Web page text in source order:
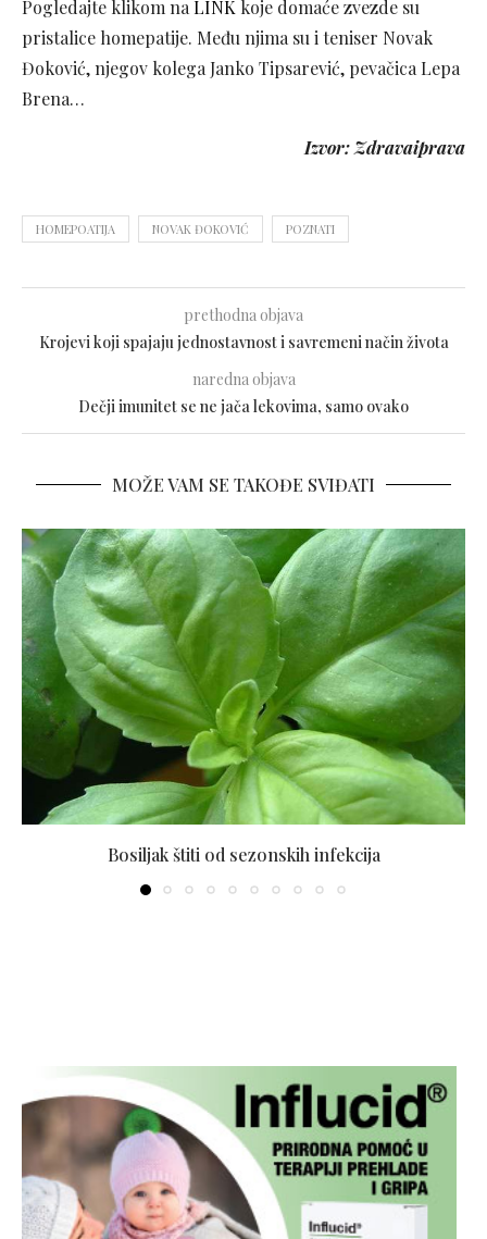
Pogledajte klikom naLINK koje domaće zvezde su
pristalice homepatije. Među njima su i teniser Novak
Đoković, njegov kolega Janko Tipsarević, pevačica Lepa
Brena…
Izvor: Zdravaiprava
HOMEPOATIJA NOVAK ĐOKOVIĆ POZNATI
prethodna objava
Krojevi koji spajaju jednostavnost i savremeni način života
naredna objava
Dečji imunitet se ne jača lekovima, samo ovako
MOŽE VAM SE TAKOĐE SVIĐATI
Bosiljak štiti od sezonskih infekcija